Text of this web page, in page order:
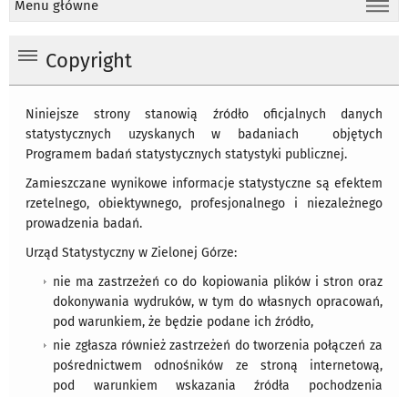
Menu główne
Copyright
Niniejsze strony stanowią źródło oficjalnych danych
statystycznych uzyskanych w badaniach objętych
Programem badań statystycznych statystyki publicznej.
Zamieszczane wynikowe informacje statystyczne są efektem
rzetelnego, obiektywnego, profesjonalnego i niezależnego
prowadzenia badań.
Urząd Statystyczny w Zielonej Górze:
nie ma zastrzeżeń co do kopiowania plików i stron oraz
dokonywania wydruków, w tym do własnych opracowań,
pod warunkiem, że będzie podane ich źródło,
nie zgłasza również zastrzeżeń do tworzenia połączeń za
pośrednictwem odnośników ze stroną internetową,
pod warunkiem wskazania źródła pochodzenia